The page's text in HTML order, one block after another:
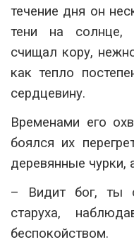
течение дня он
тени на солнце,
счищал кору,
как тепло
сердцевину.
Временами его
боялся их
деревянные чурки,
– Видит бог, ты
старуха,
беспокойством.